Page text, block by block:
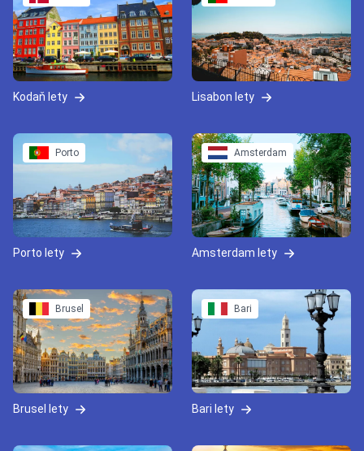
Kodaň lety Lisabon lety
Porto
Porto lety
Amsterdam
Amsterdam lety
Brusel
Brusel lety
Bari
Bari lety